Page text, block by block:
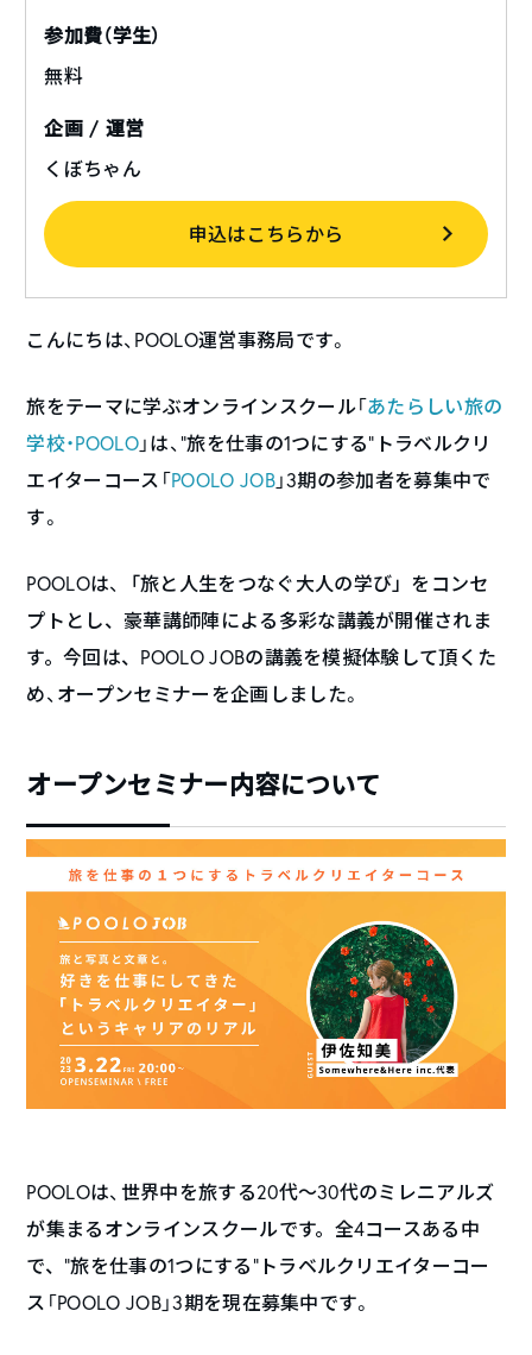
参加費（学生）
無料
企画 / 運営
くぼちゃん
申込はこちらから
こんにちは、POOLO運営事務局です。
旅をテーマに学ぶオンラインスクール「あたらしい旅の
学校・POOLO」は、”旅を仕事の1つにする”トラベルクリ
エイターコース「POOLO JOB」3期の参加者を募集中で
す。
POOLOは、 「旅と人生をつなぐ大人の学び」をコンセ
プトとし、豪華講師陣による多彩な講義が開催されま
す。今回は、 POOLO JOBの講義を模擬体験して頂くた
め、オープンセミナーを企画しました。
オープンセミナー内容について
POOLOは、 世界中を旅する20代～30代のミレニアルズ
が集まるオンラインスクールです。 全4コースある中
で、”旅を仕事の1つにする”トラベルクリエイターコー
ス「POOLO JOB」3期を現在募集中です。